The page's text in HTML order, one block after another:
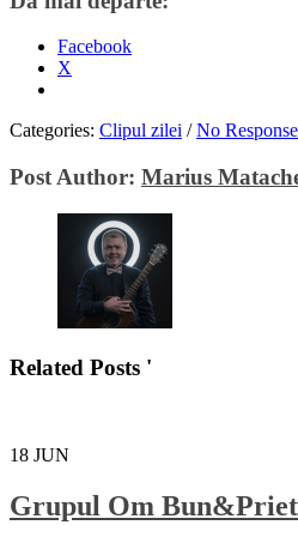
Facebook
X
Categories: Clipul zilei / No
Post Author: Marius
Related Posts '
18 JUN
Grupul Om